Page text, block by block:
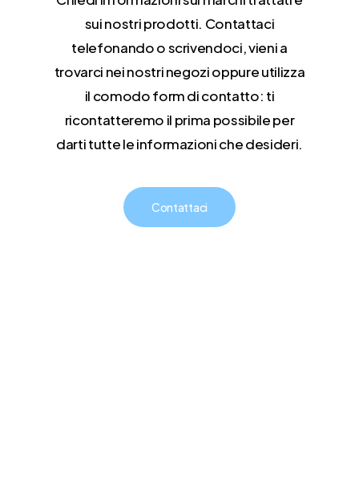
sui nostri prodotti. Contattaci
telefonando o scrivendoci, vieni a
trovarci nei nostri negozi oppure utilizza
il comodo form di contatto: ti
ricontatteremo il prima possibile per
darti tutte le informazioni che desideri.
Contattaci